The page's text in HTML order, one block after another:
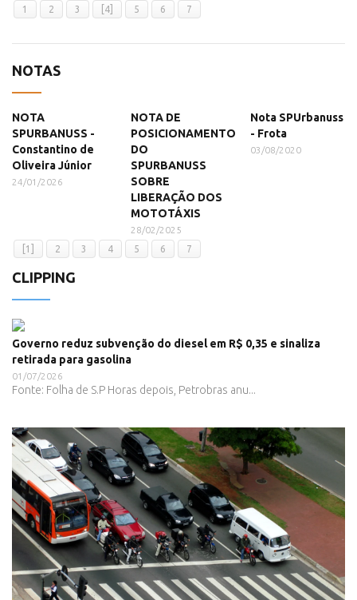
1 2 3 [4] 5 6 7
NOTAS
NOTA
SPURBANUSS -
Constantino de
Oliveira Júnior
24/01/2026
NOTA DE
POSICIONAMENTO
DO
SPURBANUSS
SOBRE
LIBERAÇÃO DOS
MOTOTÁXIS
28/02/2025
Nota SPUrbanuss
- Frota
03/08/2020
[1] 2 3 4 5 6 7
CLIPPING
Governo reduz subvenção do diesel em R$ 0,35 e sinaliza
retirada para gasolina
01/07/2026
Fonte: Folha de S.P Horas depois, Petrobras anu...